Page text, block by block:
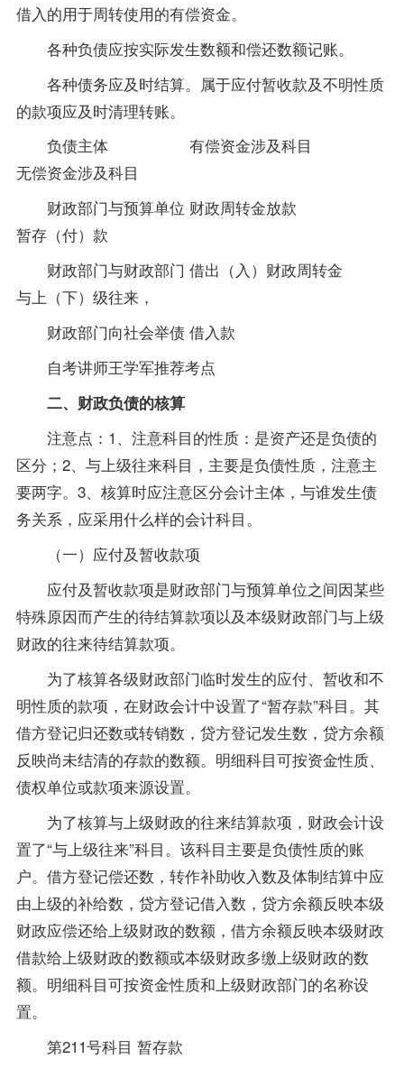
借入的用于周转使用的有偿资金。
各种负债应按实际发生数额和偿还数额记账。
各种债务应及时结算。属于应付暂收款及不明性质
的款项应及时清理转账。
负债主体 有偿资金涉及科目
无偿资金涉及科目
财政部门与预算单位 财政周转金放款
暂存（付）款
财政部门与财政部门 借出（入）财政周转金
与上（下）级往来，
财政部门向社会举债 借入款
自考讲师王学军推荐考点
二、财政负债的核算
注意点：1、注意科目的性质：是资产还是负债的
区分；2、与上级往来科目，主要是负债性质，注意主
要两字。3、核算时应注意区分会计主体，与谁发生债
务关系，应采用什么样的会计科目。
（一）应付及暂收款项
应付及暂收款项是财政部门与预算单位之间因某些
特殊原因而产生的待结算款项以及本级财政部门与上级
财政的往来待结算款项。
为了核算各级财政部门临时发生的应付、暂收和不
明性质的款项，在财政会计中设置了“暂存款”科目。其
借方登记归还数或转销数，贷方登记发生数，贷方余额
反映尚未结清的存款的数额。明细科目可按资金性质、
债权单位或款项来源设置。
为了核算与上级财政的往来结算款项，财政会计设
置了“与上级往来”科目。该科目主要是负债性质的账
户。借方登记偿还数，转作补助收入数及体制结算中应
由上级的补给数，贷方登记借入数，贷方余额反映本级
财政应偿还给上级财政的数额，借方余额反映本级财政
借款给上级财政的数额或本级财政多缴上级财政的数
额。明细科目可按资金性质和上级财政部门的名称设
置。
第211号科目 暂存款